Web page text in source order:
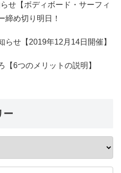
せ【ボディボード・サーフィ
締め切り明日！
らせ【2019年12月14日開催】
【6つのメリットの説明】
ー